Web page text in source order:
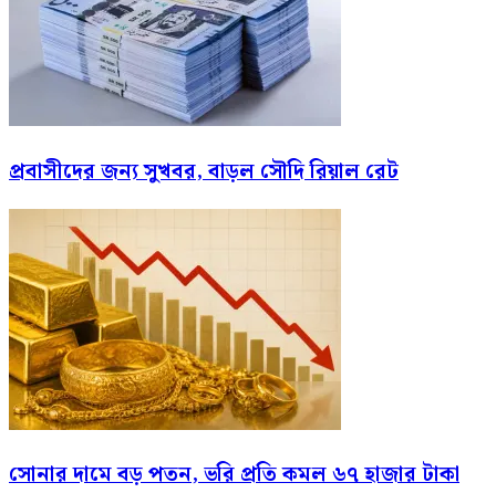
প্রবাসীদের জন্য সুখবর, বাড়ল সৌদি রিয়াল রেট
সোনার দামে বড় পতন, ভরি প্রতি কমল ৬৭ হাজার টাকা